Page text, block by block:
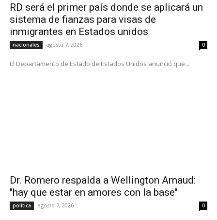
RD será el primer país donde se aplicará un
sistema de fianzas para visas de
inmigrantes en Estados unidos
nacionales agosto 7, 2026 0
El Departamento de Estado de Estados Unidos anunció que...
Dr. Romero respalda a Wellington Arnaud:
"hay que estar en amores con la base"
política agosto 7, 2026 0